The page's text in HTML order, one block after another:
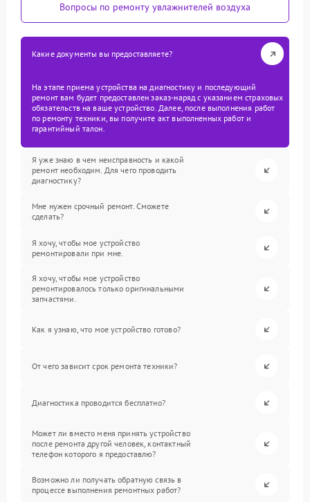
Вопросы по ремонту увлажнителей воздуха
Какие документы вы предоставляете?
На этапе приема устройства на диагностику и последующий
ремонт вам будет предоставлен заказ-наряд с указанием страховых
обязательств на ваше устройство. Далее, после выполнения работ
по ремонту техники, вы получите акт выполненных работ и
гарантийный талон.
Я уже знаю в чем неисправность и какой
ремонт необходим. Для чего проводить
диагностику?
Мне нужен срочный ремонт. Сможете
сделать?
Я хочу, чтобы мое устройство
ремонтировали при мне.
Я хочу, чтобы мое устройство
ремонтировалось только оригинальными
запчастями.
Как я узнаю, что мое устройство готово?
От чего зависит срок ремонта техники?
Диагностика проводится бесплатно?
Может ли вместо меня принять устройство
после ремонта другой человек, контактный
телефон которого я предоставлю?
Возможно ли получать обратную связь в
процессе выполнения ремонтных работ?